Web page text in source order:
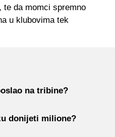
da momci spremno
u klubovima tek
na tribine?
donijeti milione?